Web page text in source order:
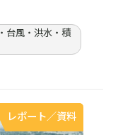
台風・洪水・積
レポート／資料